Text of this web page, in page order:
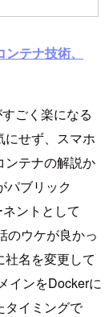
テナ技術、
ごく楽になる
にせず、スマホ
ンテナの解説か
パブリック
ントとして
のウケが良かっ
社名を変更して
インをDockerに
タイミングで